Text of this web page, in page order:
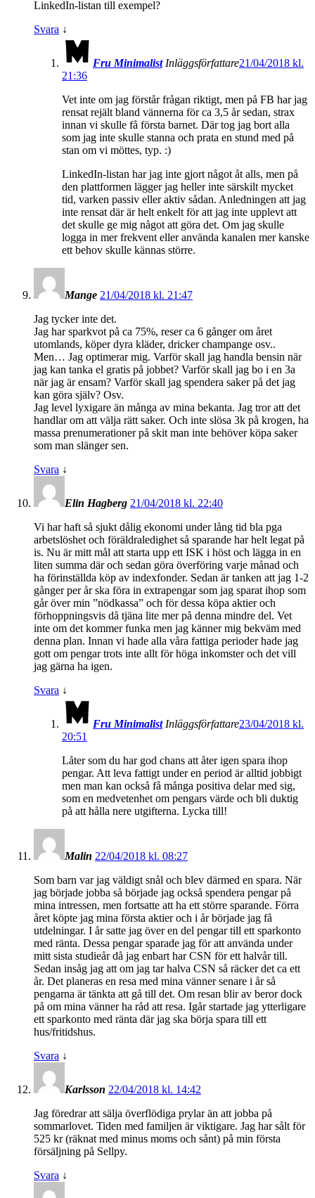
LinkedIn-listan till exempel?
Svara ↓
Fru Minimalist Inläggsförfattare21/04/2018 kl.
21:36
Vet inte om jag förstår frågan riktigt, men på FB har jag
rensat rejält bland vännerna för ca 3,5 år sedan, strax
innan vi skulle få första barnet. Där tog jag bort alla
som jag inte skulle stanna och prata en stund med på
stan om vi möttes, typ. :)
LinkedIn-listan har jag inte gjort något åt alls, men på
den plattformen lägger jag heller inte särskilt mycket
tid, varken passiv eller aktiv sådan. Anledningen att jag
inte rensat där är helt enkelt för att jag inte upplevt att
det skulle ge mig något att göra det. Om jag skulle
logga in mer frekvent eller använda kanalen mer kanske
ett behov skulle kännas större.
Mange 21/04/2018 kl. 21:47
Jag tycker inte det.
Jag har sparkvot på ca 75%, reser ca 6 gånger om året
utomlands, köper dyra kläder, dricker champange osv..
Men… Jag optimerar mig. Varför skall jag handla bensin när
jag kan tanka el gratis på jobbet? Varför skall jag bo i en 3a
när jag är ensam? Varför skall jag spendera saker på det jag
kan göra själv? Osv.
Jag level lyxigare än många av mina bekanta. Jag tror att det
handlar om att välja rätt saker. Och inte slösa 3k på krogen, ha
massa prenumerationer på skit man inte behöver köpa saker
som man slänger sen.
Svara ↓
Elin Hagberg 21/04/2018 kl. 22:40
Vi har haft så sjukt dålig ekonomi under lång tid bla pga
arbetslöshet och föräldraledighet så sparande har helt legat på
is. Nu är mitt mål att starta upp ett ISK i höst och lägga in en
liten summa där och sedan göra överföring varje månad och
ha förinställda köp av indexfonder. Sedan är tanken att jag 1-2
gånger per år ska föra in extrapengar som jag sparat ihop som
går över min ”nödkassa” och för dessa köpa aktier och
förhoppningsvis då tjäna lite mer på denna mindre del. Vet
inte om det kommer funka men jag känner mig bekväm med
denna plan. Innan vi hade alla våra fattiga perioder hade jag
gott om pengar trots inte allt för höga inkomster och det vill
jag gärna ha igen.
Svara ↓
Fru Minimalist Inläggsförfattare23/04/2018 kl.
20:51
Låter som du har god chans att åter igen spara ihop
pengar. Att leva fattigt under en period är alltid jobbigt
men man kan också få många positiva delar med sig,
som en medvetenhet om pengars värde och bli duktig
på att hålla nere utgifterna. Lycka till!
Malin 22/04/2018 kl. 08:27
Som barn var jag väldigt snål och blev därmed en spara. När
jag började jobba så började jag också spendera pengar på
mina intressen, men fortsatte att ha ett större sparande. Förra
året köpte jag mina första aktier och i år började jag få
utdelningar. I år satte jag över en del pengar till ett sparkonto
med ränta. Dessa pengar sparade jag för att använda under
mitt sista studieår då jag enbart har CSN för ett halvår till.
Sedan insåg jag att om jag tar halva CSN så räcker det ca ett
år. Det planeras en resa med mina vänner senare i år så
pengarna är tänkta att gå till det. Om resan blir av beror dock
på om mina vänner ha råd att resa. Igår startade jag ytterligare
ett sparkonto med ränta där jag ska börja spara till ett
hus/fritidshus.
Svara ↓
Karlsson 22/04/2018 kl. 14:42
Jag föredrar att sälja överflödiga prylar än att jobba på
sommarlovet. Tiden med familjen är viktigare. Jag har sålt för
525 kr (räknat med minus moms och sånt) på min första
försäljning på Sellpy.
Svara ↓